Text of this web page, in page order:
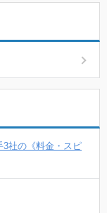
3社の《料金・スピ